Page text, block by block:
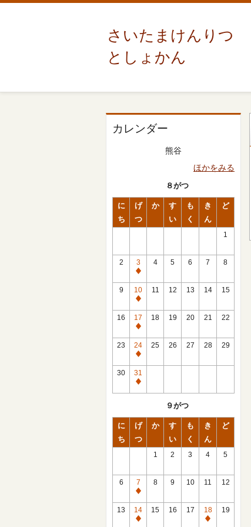
さいたまけんりつ
としょかん
カレンダー
熊谷
ほかをみる
８がつ
に
ち
げ
つ
か
す
い
も
く
き
ん
ど
1
2
3
休
館
日
4 5 6 7 8
9
10
休
館
日
11 12 13 14 15
16
17
休
館
日
18 19 20 21 22
23
24
休
館
日
25 26 27 28 29
30
31
休
９がつ
に
ち
げ
つ
か
す
い
も
く
き
ん
ど
1 2 3 4 5
6
7
休
館
日
8 9 10 11 12
13
14
休
15 16 17
18
休
19